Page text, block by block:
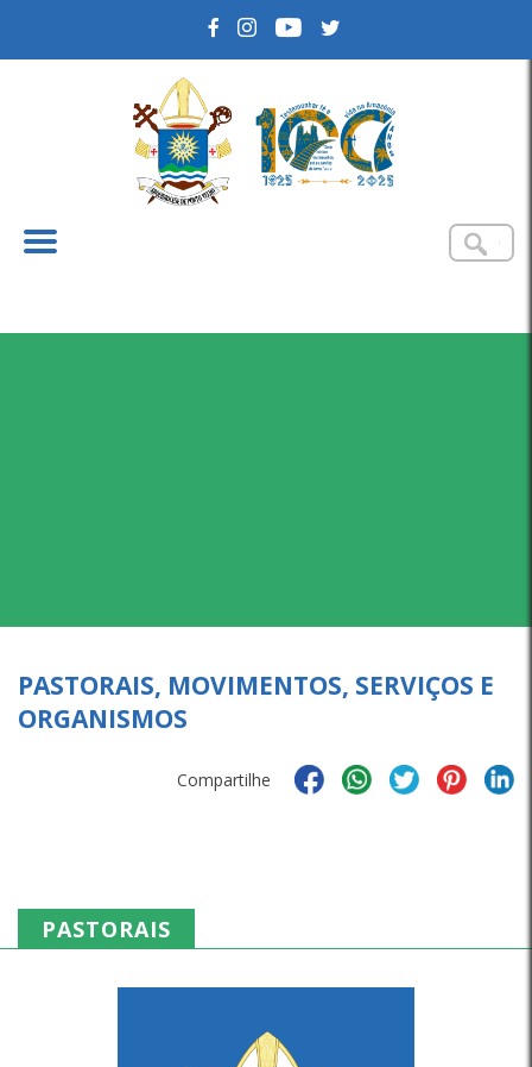
PASTORAIS, MOVIMENTOS, SERVIÇOS E
ORGANISMOS
Compartilhe
PASTORAIS